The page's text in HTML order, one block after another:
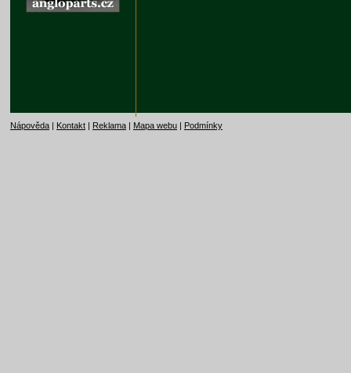
Nápověda | Kontakt | Reklama | Mapa webu | Podmínky